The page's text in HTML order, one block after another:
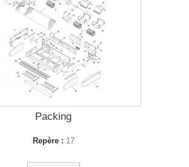
Packing
Repère : 17